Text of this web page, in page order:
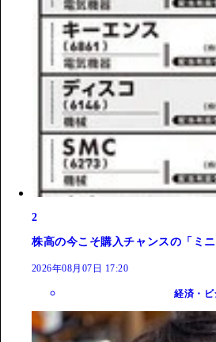
2
株高の今こそ購入チャンスの「ミ
2026年08月07日 17:20
経済・ビ